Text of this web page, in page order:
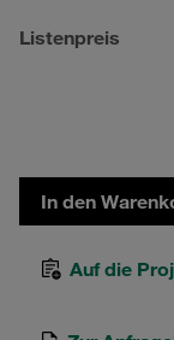
Listenpreis
In den
Auf die